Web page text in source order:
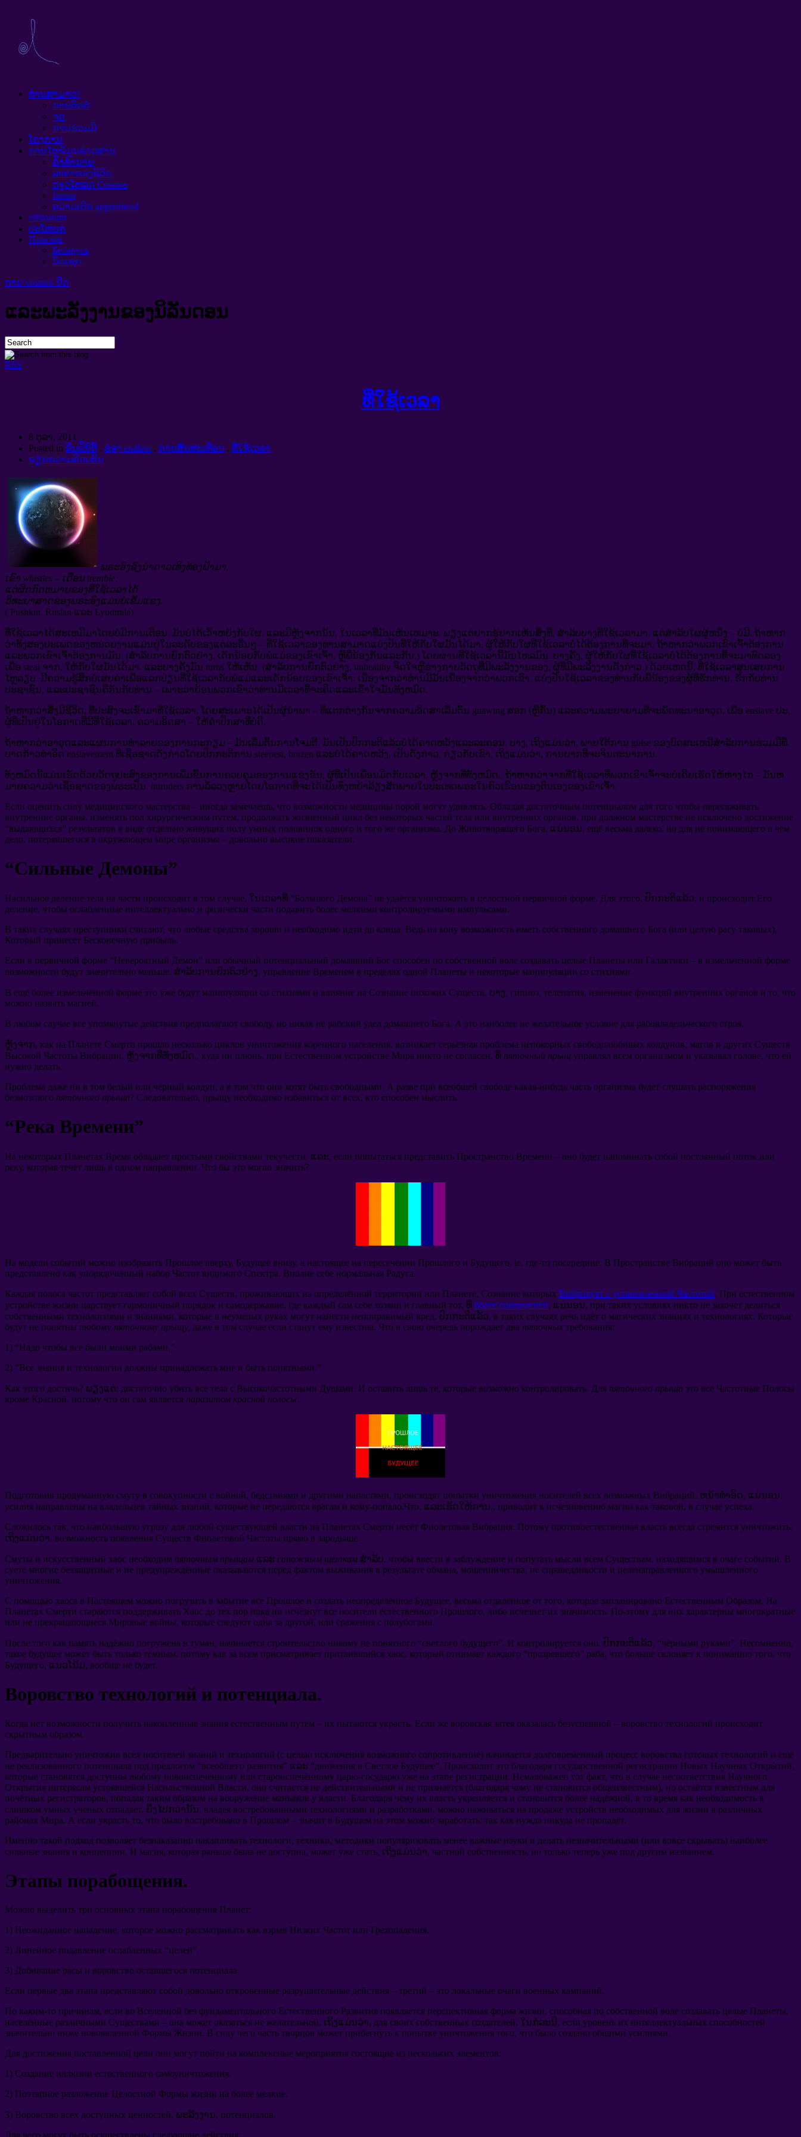
ທ່ານສາມາດ!
ການຕິດຕໍ່
ຈຸດ
ການຮ່ວມມື
ໂຄງການ
ການໄຫຼຂໍ້ມູນຂ່າວສານ
ຄໍາທໍານາຍ
ລາຄາຂອງຊີວິດ
ດາວໂຫລດ Cosmos
forum
ຄວາມເບີກ apprenticed
ultimatum
ປະໂຫຍກ
Помощь
Беларусь
ລັດເຊຍ
ການ cosmos ນິດ
ແລະພະລັງງານຂອງນິລັນດອນ
RSS
ທີ່ໃຊ້ເວລາ
8 ຕຸລາ, 2011
Posted in ອິນຟິນິຕີ້ . ຊ່ອງ endless . ການສັ່ນສະເທືອນ . ທີ່ໃຊ້ເວລາ
ຂຽນຄວາມຄິດເຫັນ
ພຣະອົງຊົງນໍາດາວເທິງທ້ອງຟ້າມາ,
ເຂົາ whistles – ເດືອນ tremble;
ແຕ່ຜິດກົດຫມາຍຂອງທີ່ໃຊ້ເວລາໄດ້
ວິທະຍາສາດຂອງພຣະອົງແມ່ນບໍ່ເຂັ້ມແຂງ.
( Pushkin. Ruslan ແລະ Lyudmila)
ທີ່ໃຊ້ເວລາໄດ້ສະເຫມີມາໂດຍບໍ່ມີການເຕືອນ. ມັນບໍ່ໄດ້ເວົ້າຫຍັງກັບໃຜ, ແລະມີຫຼັງຈາກນັ້ນ, ໃນເວລາທີ່ມັນເຫັນເຫມາະ. ພຽງແຕ່ຢາກຮູ້ຢາກເຫັນສິ່ງທີ່, ສໍາລັບບາງທີ່ໃຊ້ເວລາມາ, ແຕ່ສໍາລັບໃຜຜູ້ຫນຶ່ງ – ບໍ່ມີ. ຖ້າຫາກ
ວ່າທັງສອງປະເພດຂອງຫນ່ວຍງານແມ່ນຢູ່ໃນລະດັບຂອງແຕ່ລະອື່ນໆ – ທີ່ໃຊ້ເວລາຂອງທ່ານສາມາດແບ່ງປັນທີ່ໃຫ້ກັບໃຜມັນໄດ້ມາ, ຜູ້ໃຫ້ກັບໃຜທີ່ໃຊ້ເວລາບໍ່ໄດ້ຕ້ອງການທີ່ຈະມາ, ຖ້າຫາກວ່າພວກເຂົາເຈົ້າຕ້ອງການ
ແລະພວກເຂົາເຈົ້າຕ້ອງການມັນ. (ສໍາລັບການຍົກຕົວຢ່າງ, ເດັກນ້ອຍກັບພໍ່ແມ່ຂອງເຂົາເຈົ້າ, ຫຼືພີ່ນ້ອງກັນແລະກັນ.) ໂດຍຜ່ານທີ່ໃຊ້ເວລານີ້ມັນໄຫລມົນ. ບາງຄັ້ງ, ຜູ້ໃຫ້ກັບໃຜທີ່ໃຊ້ເວລາບໍ່ໄດ້ຕ້ອງການທີ່ຈະມາທົດລອງ
ເພື່ອ steal ຈາກ, ໃຫ້ກັບໃຜມັນໄດ້ມາ. ແລະບາງຄັ້ງມັນ turns ໃຫ້ເຫັນ. (ສໍາລັບການຍົກຕົວຢ່າງ, unhealthy ຈິດໃຈຫຼືຮ່າງກາຍວັດຖຸທີ່ມີພະລັງງານຂອງ, ຜູ້ທີ່ມີພະລັງງານດັ່ງກ່າວ.) ດ້ວຍເຫດນີ້, ທີ່ໃຊ້ເວລາສູນເສຍການ
ໄຫຼລຽບ. ມີຄວາມຮູ້ສຶກບໍ່ເສຍຄ່າເພື່ອແລກປ່ຽນທີ່ໃຊ້ເວລາກັບພໍ່ແມ່ແລະເດັກນ້ອຍຂອງເຂົາເຈົ້າ: ເນື່ອງຈາກວ່າທ່ານມີມັນເນື່ອງຈາກວ່າພວກເຂົາ. ແບ່ງປັນໃຊ້ເວລາຂອງທ່ານກັບພີ່ນ້ອງຂອງຜູ້ທີ່ຮັກທ່ານ, ຮັກກັບທ່ານ
ປະຊາຊົນ, ແລະປະຊາຊົນຄືກັນກັບທ່ານ – ເພາະວ່າຍ້ອນພວກເຂົາວ່າທ່ານມີເວລາທີ່ຈະຄິດແລະເຂົ້າໃຈມັນທັງຫມົດ.
ຖ້າຫາກວ່າສິ່ງມີຊີວິດ, ທີ່ປະສົງຈະເຂົ້າມາທີ່ໃຊ້ເວລາ, ໂດຍສະເພາະໄດ້ເປັນຜູ້ນໍາພາ – ທີ່ແຕກຕ່າງກັນຈາກຄວາມອິດສາເລີ່ມຕົ້ນ gnawing ສອກ (ຫຼືກົ້ນ) ແລະຄວາມພະຍາຍາມທີ່ຈະພັດທະນາອາວຸດ, ເພື່ອ enslave ປະ,
ຜູ້ທີ່ເປັນຢູ່ໃນໂອກາດທີ່ມີທີ່ໃຊ້ເວລາ. ຄວາມອິດສາ – ໃຫ້ຄໍາປຶກສາທີ່ບໍ່ດີ.
ຖ້າຫາກວ່າອາວຸດແລະແຜນການທໍາລາຍຂອງການກະກຽມ – ມັນເລີ່ມຕົ້ນການໂຈມຕີ. ມັນເປັນປົກກະຕິແລ້ວບໍ່ໄດ້ຄາດຫວັງແລະລະຄອນ. ບາງ, ເຖິງແມ່ນວ່າ, ພາຍໃຕ້ການ guise ຂອງບົດສະເຫນີສໍາລັບການຮ່ວມມືທີ່.
ບາດກ້າວທໍາອິດ enslavement ທີ່ເຊື້ອຊາດດັ່ງກ່າວໂດຍປົກກະຕິການ steepest, brazen ແລະບໍ່ໄດ້ຄາດຫວັງ. ເປັນດັ່ງກ່າວ, ກ່ຽວກັບເຂົາ, ເຖິງແມ່ນວ່າ, ການຍາກທີ່ຈະຈິນຕະນາການ.
ທັງຫມົດນີ້ແມ່ນເຮັດດ້ວຍວັດຖຸປະສົງຂອງການເພີ່ມຂຶ້ນການຄວບຄຸມຂອງການແຂ່ງຂັນ, ຜູ້ທີ່ເປັນເພື່ອນມິດກັບເວລາ. ຫຼັງຈາກທີ່ທັງຫມົດ,, ຖ້າຫາກວ່າຈາກທີ່ໃຊ້ເວລາທີ່ພວກເຂົາເຈົ້າຈະບໍ່ເຄີຍເຮັດໃຫ້ຫ່າງໄກ – ມັນຫ
ມາຍຄວາມວ່າເຊື້ອຊາດຂອງພຣະເປັນ. intruders ການລໍ້ລວງຫຼາຍໂດຍໂອກາດທີ່ຈະໄດ້ເປັນທົ່ງຫຍ້າລ້ຽງສັດພາຍໃນປະເທດພຣະໃນຄົວເຮືອນຂອງຕົນເອງຂອງເຂົາເຈົ້າ.
Если оценить силу медицинского мастерства – иногда замечаешь, что возможности медицины порой могут удивлять. Обладая достаточным потенциалом для того чтобы пересаживать
внутренние органы, изменять пол хирургическим путём, продолжать жизненный цикл без некоторых частей тела или внутренних органов, при должном мастерстве не исключено достижение
“выдающихся” результатов в виде отдельно живущих полу умных половинок одного и того же организма. До Животворящего Бога, ແນ່ນອນ, ещё весьма далеко, но для не понимающего в чём
дело, потерявшегося в окружающем мире организма – довольно высокие показатели.
“Сильные Демоны”
Насильное деление тела на части происходит в том случае, ໃນເວລາທີ່ “Большого Демона” не удаётся уничтожить в целостной первичной форме. Для этого, ປົກກະຕິແລ້ວ, и происходит Его
деление, чтобы ослабленные интеллектуально и физически части подавить более мелкими контролируемыми импульсами.
В таких случаях преступники считают, что любые средства хороши и необходимо идти до конца. Ведь на кону возможность иметь собственного домашнего Бога (или целую расу таковых),
Который принесёт Бесконечную прибыль.
Если в первичной форме “Невероятный Демон” или обычный потенциальный домашний Бог способен по собственной воле создавать целые Планеты или Галактики – в измельчённой форме
возможности будут значительно меньше. ສໍາລັບການຍົກຕົວຢ່າງ, управление Временем в пределах одной Планеты и некоторые манипуляции со стихиями.
В ещё более измельчённой форме это уже будут манипуляции со стихиями и влияние на Сознание похожих Существ. ບາງ, гипноз, телепатия, изменение функций внутренних органов и то, что
можно назвать магией.
В любом случае все упомянутые действия предполагают свободу, но никак не рабский удел домашнего Бога. А это наиболее не желательное условие для рабовладельческого строя.
ຫຼັງຈາກ, как на Планете Смерти прошло несколько циклов уничтожения коренного населения, возникает серьёзная проблема непокорных свободолюбивых колдунов, магов и других Существ
Высокой Частоты Вибрации. ຫຼັງຈາກທີ່ທັງຫມົດ,, куда ни плюнь, при Естественном устройстве Мира никто не согласен, ທີ່ пяточный прыщ управлял всем организмом и указывал голове, что ей
нужно делать.
Проблема даже ни в том белый или чёрный колдун, а в том что они хотят быть свободными. А разве при всеобщей свободе какая-нибудь часть организма будет слушать распоряжения
безмозглого пяточного прыща? Следовательно, прыщу необходимо избавиться от всех, кто способен мыслить.
“Река Времени”
На некоторых Планетах Время обладает простыми свойствами текучести. ແລະ, если попытаться представить Пространство Времени – оно будет напоминать собой постоянный поток или
реку, которая течёт лишь в одном направлении. Что бы это могло значить?
На модели событий можно изобразить Прошлое вверху, Будущее внизу, а настоящее на пересечении Прошлого и Будущего, ie. где-то посередине. В Пространстве Вибраций оно может быть
представлено как упорядоченный набор Частот видимого Спектра. Вполне себе нормальная Радуга.
Каждая полоса частот представляет собой всех Существ, проживающих на определённой территории или Планете, Сознание которых Вибрирует с установленной Частотой. При естественном
устройстве жизни царствует гармоничный порядок и самодержавие, где каждый сам себе хозяин и главный тот, ທີ່ более совершенен. ແນ່ນອນ, при таких условиях никто не захочет делиться
собственными технологиями и знаниями, которые в неумелых руках могут нанести непоправимый вред. ປົກກະຕິແລ້ວ, в таких случаях речь идёт о магических знаниях и технологиях. Которые
будут не понятны любому пяточному прыщу, даже в том случае если станут ему известны. Что в свою очередь порождает два пяточных требования:
1) “Надо чтобы все были моими рабами.”
2) “Все знания и технологии должны принадлежать мне и быть понятными.”
Как этого достичь? ພຽງແຕ່: достаточно убить все тела с Высокочастотными Душами. И оставить лишь те, которые возможно контролировать. Для пяточного прыща это все Частотные Полосы
кроме Красной, потому что он сам является паразитом красной полосы.
Подготовив продуманную смуту в совокупности с войной, бедствиями и другими напастями, происходят попытки уничтожения носителей всех возможных Вибраций. ຫນ້າທໍາອິດ, ແນ່ນອນ,
усилия направлены на владельцев тайных знаний, которые не передаются врагам и кому-попало.Что, ແລະເຮັດໃຫ້ການ,, приводит к исчезновению магии как таковой, в случае успеха.
Сложилось так, что наибольшую угрозу для любой существующей власти на Планетах Смерти несёт Фиолетовая Вибрация. Потому противоестественная власть всегда стремится уничтожить,
ເຖິງແມ່ນວ່າ, возможность появления Существ Фиолетовой Частоты прямо в зародыше.
Смуты и искусственный хаос необходим пяточным прыщам ແລະ сапожным щёткам ສໍາລັບ, чтобы ввести в заблуждение и попутать мысли всем Существам, находящимся в очаге событий. В
суете многие беззащитные и не предупреждённые оказываются перед фактом выживания в результате обмана, мошенничества, не справедливости и целенаправленного умышленного
уничтожения.
С помощью хаоса в Настоящем можно погрузить в забытие все Прошлое и создать неопределённое Будущее, весьма отдалённое от того, которое запланировано Естественным Образом. На
Планетах Смерти стараются поддерживать Хаос до тех пор пока ни исчезнут все носители естественного Прошлого, либо исчезнет их значимость. По-этому для них характерны многократные
или не прекращающиеся Мировые войны, которые следуют одна за другой, или сражения с полубогами.
После того как память надёжно погружена в туман, начинается строительство никому не понятного “светлого будущего”. И контролируется оно, ປົກກະຕິແລ້ວ, “чёрными руками”. Несомненно,
такое будущее может быть только тёмным, потому как за всем присматривает притаившийся хаос, который отнимает каждого “прозревшего” раба, что больше склоняет к пониманию того, что
Будущего, ແນວໂນ້ມ, вообще не будет.
Воровство технологий и потенциала.
Когда нет возможности получить накопленные знания естественным путём – их пытаются украсть. Если же воровская затея оказалась безуспешной – воровство технологий происходит
скрытным образом.
Предварительно уничтожив всех носителей знаний и технологий (с целью исключения возможного сопротивление) начинается долговременный процесс воровства готовых технологий и ещё
не реализованного потенциала под предлогом “всеобщего развития” ແລະ “движения в Светлое Будущее”. Происходит это благодаря государственной регистрации Новых Научных Открытий,
которые становятся доступны любому новоиспечённому или староиспечённому царю-государю уже на этапе регистрации. Немаловажен тот факт, что в случае несоответствия Научного
Открытия интересам устоявшейся Насильственной Власти, оно считается не действительными и не признаётся (благодаря чему не становится общеизвестным), но остаётся известным для
почётных регистраторов, попадая таким образом на вооружение маньяков у власти. Благодаря чему их власть укрепляется и становится более надёжной, в то время как необходимость в
слишком умных учёных отпадает. ຍິ່ງໄປກວ່ານັ້ນ, владея востребованными технологиями и разработками, можно наживаться на продаже устройств необходимых для жизни в различных
районах Мира. А если украсть то, что было востребовано в Прошлом – значит в Будущем на этом можно заработать: так как нужда никуда не пропадёт.
Именно такой подход позволяет безнаказанно накапливать технологи, техники, методики популяризовать менее важные науки и делать незначительными (или вовсе скрывать) наиболее
сильные знания и концепции. И магия, которая раньше была не доступна, может уже стать, ເຖິງແມ່ນວ່າ, частной собственность, но только теперь уже под другим названием.
Этапы порабощения.
Можно выделить три основных этапа порабощения Планет:
1) Неожиданное нападение, которое можно рассматривать как взрыв Низких Частот или Грехопадения.
2) Линейное подавление ослабленных “целей”.
3) Добивание расы и воровство оставшегося потенциала.
Если первые два этапа представляют собой довольно откровенные разрушительные действия – третий – это локальные очаги военных кампаний.
По каким-то причинам, если во Вселенной без фундаментального Естественного Развития появляется перспективная форма жизни, способная по собственной воле создавать целые Планеты,
населённые различными Существами – она может оказаться не желательной, ເຖິງແມ່ນວ່າ, для своих собственных создателей, ໃນກໍລະນີ, если уровень их интеллектуальных способностей
значительно ниже новоявленной Формы Жизни. В силу чего часть творцов может прибегнуть к попытке уничтожения того, что было создано общими усилиями.
Для достижения поставленной цели они могут пойти на комплексные мероприятия состоящие из нескольких элементов:
1) Создание иллюзии естественного самоуничтожения.
2) Поэтапное разложение Целостной Формы жизни на более мелкие.
3) Воровство всех доступных ценностей, ພະລັງງານ, потенциалов.